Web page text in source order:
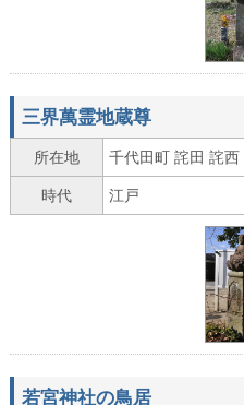
三界萬霊地蔵尊
所在地 千代田町 詫田 詫西
時代 江戸
若宮神社の鳥居